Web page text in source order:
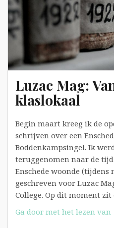
Luzac Mag:
klaslokaal
Begin maart kreeg ik de
schrijven over een
Boddenkampsingel. Ik
teruggenomen naar de
Enschede woonde
geschreven voor Luzac
College. Op dit moment
Ga door met het lezen van